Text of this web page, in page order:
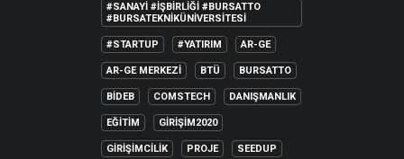
#SANAYI #IŞBIRLIĞI #BURSATTO
#BURSATEKNIKÜNIVERSITESI
#STARTUP #YATIRIM AR-GE
AR-GE MERKEZI BTÜ BURSATTO
BİDEB COMSTECH DANIŞMANLIK
EĞITIM GIRIŞIM2020
GIRIŞIMCILIK PROJE SEEDUP